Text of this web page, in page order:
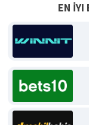
EN İYI